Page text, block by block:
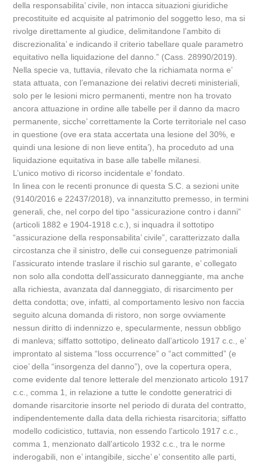
della responsabilita’ civile, non intacca situazioni giuridiche
precostituite ed acquisite al patrimonio del soggetto leso, ma si
rivolge direttamente al giudice, delimitandone l’ambito di
discrezionalita’ e indicando il criterio tabellare quale parametro
equitativo nella liquidazione del danno.” (Cass. 28990/2019).
Nella specie va, tuttavia, rilevato che la richiamata norma e’
stata attuata, con l’emanazione dei relativi decreti ministeriali,
solo per le lesioni micro permanenti, mentre non ha trovato
ancora attuazione in ordine alle tabelle per il danno da macro
permanente, sicche’ correttamente la Corte territoriale nel caso
in questione (ove era stata accertata una lesione del 30%, e
quindi una lesione di non lieve entita’), ha proceduto ad una
liquidazione equitativa in base alle tabelle milanesi.
L’unico motivo di ricorso incidentale e’ fondato.
In linea con le recenti pronunce di questa S.C. a sezioni unite
(9140/2016 e 22437/2018), va innanzitutto premesso, in termini
generali, che, nel corpo del tipo “assicurazione contro i danni”
(articoli 1882 e 1904-1918 c.c.), si inquadra il sottotipo
“assicurazione della responsabilita’ civile”, caratterizzato dalla
circostanza che il sinistro, delle cui conseguenze patrimoniali
l’assicurato intende traslare il rischio sul garante, e’ collegato
non solo alla condotta dell’assicurato danneggiante, ma anche
alla richiesta, avanzata dal danneggiato, di risarcimento per
detta condotta; ove, infatti, al comportamento lesivo non faccia
seguito alcuna domanda di ristoro, non sorge ovviamente
nessun diritto di indennizzo e, specularmente, nessun obbligo
di manleva; siffatto sottotipo, delineato dall’articolo 1917 c.c., e’
improntato al sistema “loss occurrence” o “act committed” (e
cioe’ della “insorgenza del danno”), ove la copertura opera,
come evidente dal tenore letterale del menzionato articolo 1917
c.c., comma 1, in relazione a tutte le condotte generatrici di
domande risarcitorie insorte nel periodo di durata del contratto,
indipendentemente dalla data della richiesta risarcitoria; siffatto
modello codicistico, tuttavia, non essendo l’articolo 1917 c.c.,
comma 1, menzionato dall’articolo 1932 c.c., tra le norme
inderogabili, non e’ intangibile, sicche’ e’ consentito alle parti,